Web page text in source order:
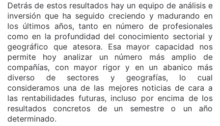
Detrás de estos resultados hay un equipo de análisis e
inversión que ha seguido creciendo y madurando en
los últimos años, tanto en número de profesionales
como en la profundidad del conocimiento sectorial y
geográfico que atesora. Esa mayor capacidad nos
permite hoy analizar un número más amplio de
compañías, con mayor rigor y en un abanico más
diverso de sectores y geografías, lo cual
consideramos una de las mejores noticias de cara a
las rentabilidades futuras, incluso por encima de los
resultados concretos de un semestre o un año
determinado.